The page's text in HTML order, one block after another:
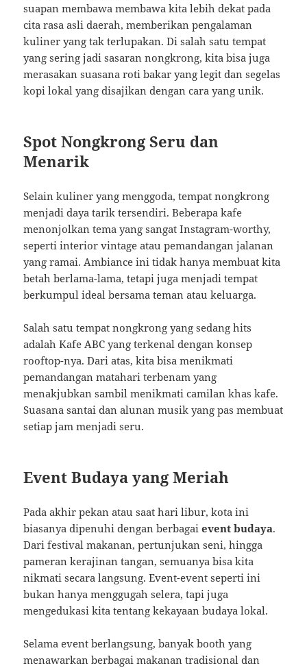
suapan membawa membawa kita lebih dekat pada
cita rasa asli daerah, memberikan pengalaman
kuliner yang tak terlupakan. Di salah satu tempat
yang sering jadi sasaran nongkrong, kita bisa juga
merasakan suasana roti bakar yang legit dan segelas
kopi lokal yang disajikan dengan cara yang unik.
Spot Nongkrong Seru dan
Menarik
Selain kuliner yang menggoda, tempat nongkrong
menjadi daya tarik tersendiri. Beberapa kafe
menonjolkan tema yang sangat Instagram-worthy,
seperti interior vintage atau pemandangan jalanan
yang ramai. Ambiance ini tidak hanya membuat kita
betah berlama-lama, tetapi juga menjadi tempat
berkumpul ideal bersama teman atau keluarga.
Salah satu tempat nongkrong yang sedang hits
adalah Kafe ABC yang terkenal dengan konsep
rooftop-nya. Dari atas, kita bisa menikmati
pemandangan matahari terbenam yang
menakjubkan sambil menikmati camilan khas kafe.
Suasana santai dan alunan musik yang pas membuat
setiap jam menjadi seru.
Event Budaya yang Meriah
Pada akhir pekan atau saat hari libur, kota ini
biasanya dipenuhi dengan berbagaievent budaya.
Dari festival makanan, pertunjukan seni, hingga
pameran kerajinan tangan, semuanya bisa kita
nikmati secara langsung. Event-event seperti ini
bukan hanya menggugah selera, tapi juga
mengedukasi kita tentang kekayaan budaya lokal.
Selama event berlangsung, banyak booth yang
menawarkan berbagai makanan tradisional dan